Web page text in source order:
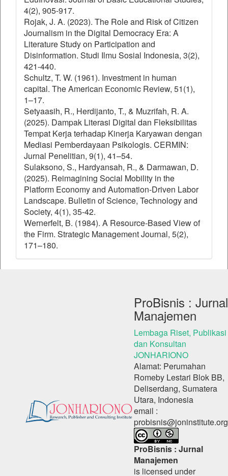
4(2), 905-917.
Rojak, J. A. (2023). The Role and Risk of Citizen
Journalism in the Digital Democracy Era: A
Literature Study on Participation and
Disinformation. Studi Ilmu Sosial Indonesia, 3(2),
421-440.
Schultz, T. W. (1961). Investment in human
capital. The American Economic Review, 51(1),
1–17.
Setyaasih, R., Herdijanto, T., & Muzrifah, R. A.
(2025). Dampak Literasi Digital dan Fleksibilitas
Tempat Kerja terhadap Kinerja Karyawan dengan
Mediasi Pemberdayaan Psikologis. CERMIN:
Jurnal Penelitian, 9(1), 41–54.
Sulaksono, S., Hardyansah, R., & Darmawan, D.
(2025). Reimagining Social Mobility in the
Platform Economy and Automation-Driven Labor
Landscape. Bulletin of Science, Technology and
Society, 4(1), 35-42.
Wernerfelt, B. (1984). A Resource‐Based View of
the Firm. Strategic Management Journal, 5(2),
171–180.
ProBisnis : Jurnal
Manajemen
Lembaga Riset, Publikasi
dan Konsultan
JONHARIONO
Alamat: Perumahan
Romeby Lestari Blok BB,
Deliserdang, Sumatera
Utara, Indonesia
email :
probisnis@joninstitute.org
ProBisnis : Jurnal
Manajemen
is licensed under